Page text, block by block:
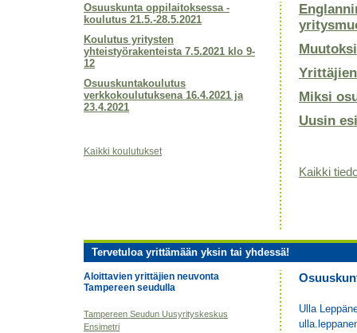
Osuuskunta oppilaitoksessa -
koulutus 21.5.-28.5.2021
Koulutus yritysten
yhteistyörakenteista 7.5.2021 klo 9-
12
Osuuskuntakoulutus
verkkokoulutuksena 16.4.2021 ja
23.4.2021
Kaikki koulutukset
Miksi
Uusin
Kaikki
Tervetuloa yrittämään yksin tai yhdessä!
Aloittavien yrittäjien neuvonta
Tampereen seudulla
Tampereen Seudun Uusyrityskeskus
Ensimetri
Ulla